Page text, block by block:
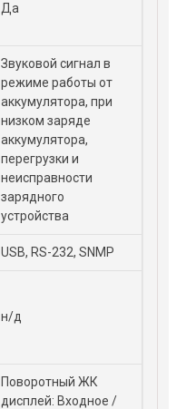
Да
Звуковой сигнал в
режиме работы от
аккумулятора, при
низком заряде
аккумулятора,
перегрузки и
неисправности
зарядного
устройства
USB, RS-232, SNMP
н/д
Поворотный ЖК
дисплей: Входное /